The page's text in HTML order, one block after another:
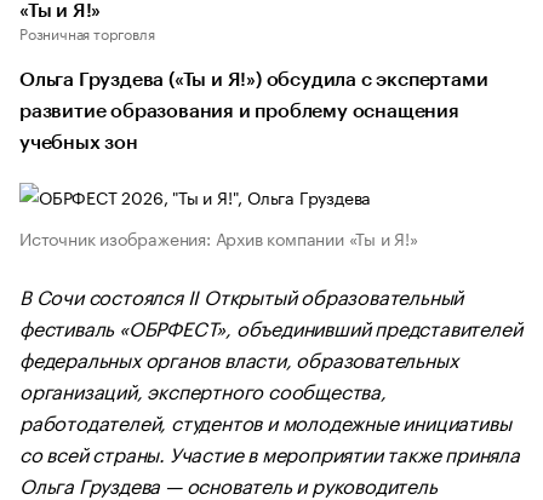
«Ты и Я!»
Розничная торговля
Ольга Груздева («Ты и Я!») обсудила с экспертами
развитие образования и проблему оснащения
учебных зон
Источник изображения: Архив компании «Ты и Я!»
В Сочи состоялся II Открытый образовательный
фестиваль «ОБРФЕСТ», объединивший представителей
федеральных органов власти, образовательных
организаций, экспертного сообщества,
работодателей, студентов и молодежные инициативы
со всей страны. Участие в мероприятии также приняла
Ольга Груздева — основатель и руководитель